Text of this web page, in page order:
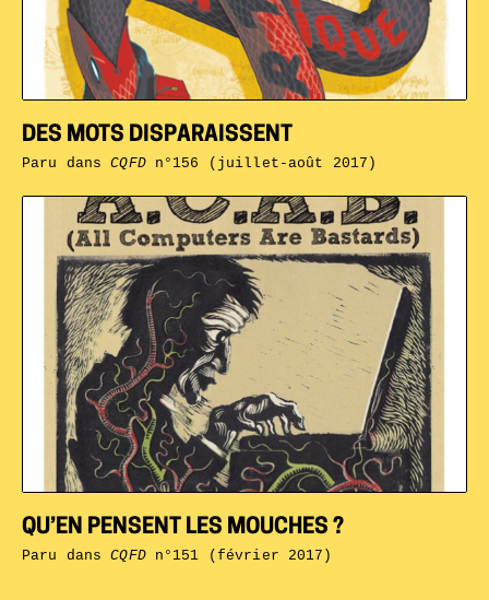
QU’EN PENSENT LES MOUCHES ?
Paru dansCQFDn°151 (février 2017)
DES MOTS DISPARAISSENT
Paru dansCQFDn°156 (juillet-août 2017)